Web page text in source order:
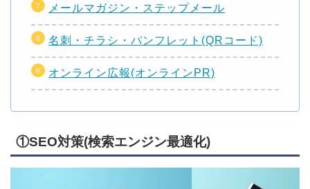
メールマガジン・ステップメール
名刺・チラシ・パンフレット(QRコード)
オンライン広報(オンラインPR)
①SEO対策(検索エンジン最適化)